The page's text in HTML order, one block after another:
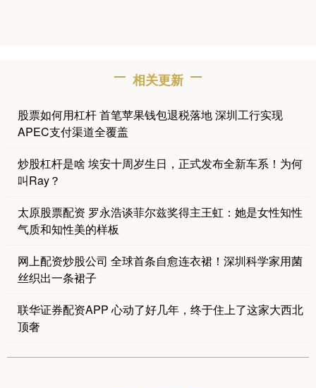
相关更新
股票如何用杠杆 首笔苹果钱包退税落地 深圳工行实现
APEC支付渠道全覆盖
炒股杠杆是啥 埃安十周岁生日，正式发布全新车系！为何
叫Ray？
太原股票配资 罗永浩谈菲尔兹奖得主王虹：她是女性知性
气质和知性美的样板
网上配资炒股公司 全球首条自愈连衣裙！深圳科学家用菌
丝织出一条裙子
联华证券配资APP 心动了好几年，终于住上了这家大西北
顶奢